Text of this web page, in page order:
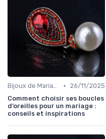
Bijoux de Mariage et de Fiançailles •
26/11/2025
Comment choisir ses boucles
d’oreilles pour un mariage :
conseils et inspirations